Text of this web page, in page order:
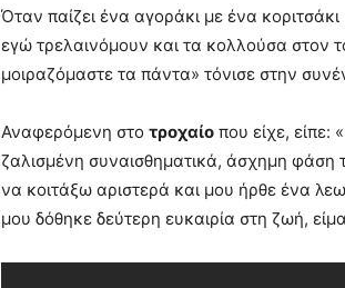
Όταν παίζει ένα αγοράκι με ένα
εγώ τρελαινόμουν και τα κολλούσα στον
μοιραζόμαστε τα πάντα» τόνισε στην
Αναφερόμενη στο τροχαίο που είχε, είπε:
ζαλισμένη συναισθηματικά, άσχημη φάση
να κοιτάξω αριστερά και μου ήρθε ένα
μου δόθηκε δεύτερη ευκαιρία στη ζωή,